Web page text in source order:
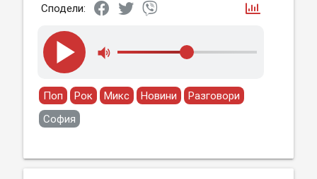
Сподели:
Поп Рок Микс Новини
Разговори
София